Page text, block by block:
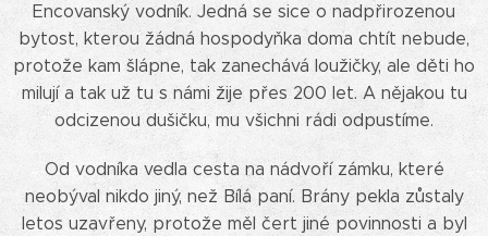
Encovanský vodník. Jedná se sice o nadpřirozenou
bytost, kterou žádná hospodyňka doma chtít nebude,
protože kam šlápne, tak zanechává loužičky, ale děti ho
milují a tak už tu s námi žije přes 200 let. A nějakou tu
odcizenou dušičku, mu všichni rádi odpustíme.
Od vodníka vedla cesta na nádvoří zámku, které
neobýval nikdo jiný, než Bílá paní. Brány pekla zůstaly
letos uzavřeny, protože měl čert jiné povinnosti a byl